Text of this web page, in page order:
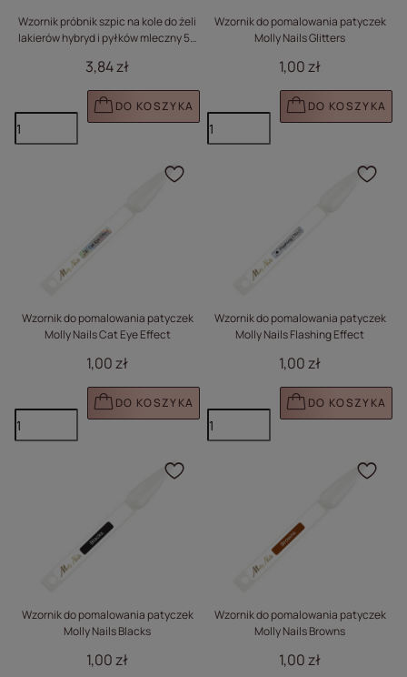
Wzornik próbnik szpic na kole do żeli
lakierów hybryd i pyłków mleczny 50
3,84 zł
DO KOSZYKA
Wzornik do pomalowania patyczek
Molly Nails Glitters
1,00 zł
DO KOSZYKA
Wzornik do pomalowania patyczek
Molly Nails Cat Eye Effect
1,00 zł
DO KOSZYKA
Kliknij, aby dodać
Wzornik do pomalowania patyczek
Molly Nails Flashing Effect
1,00 zł
DO KOSZYKA
Wzornik do pomalowania patyczek
Molly Nails Blacks
1,00 zł
Kliknij, aby dodać
Wzornik do pomalowania patyczek
Molly Nails Browns
1,00 zł